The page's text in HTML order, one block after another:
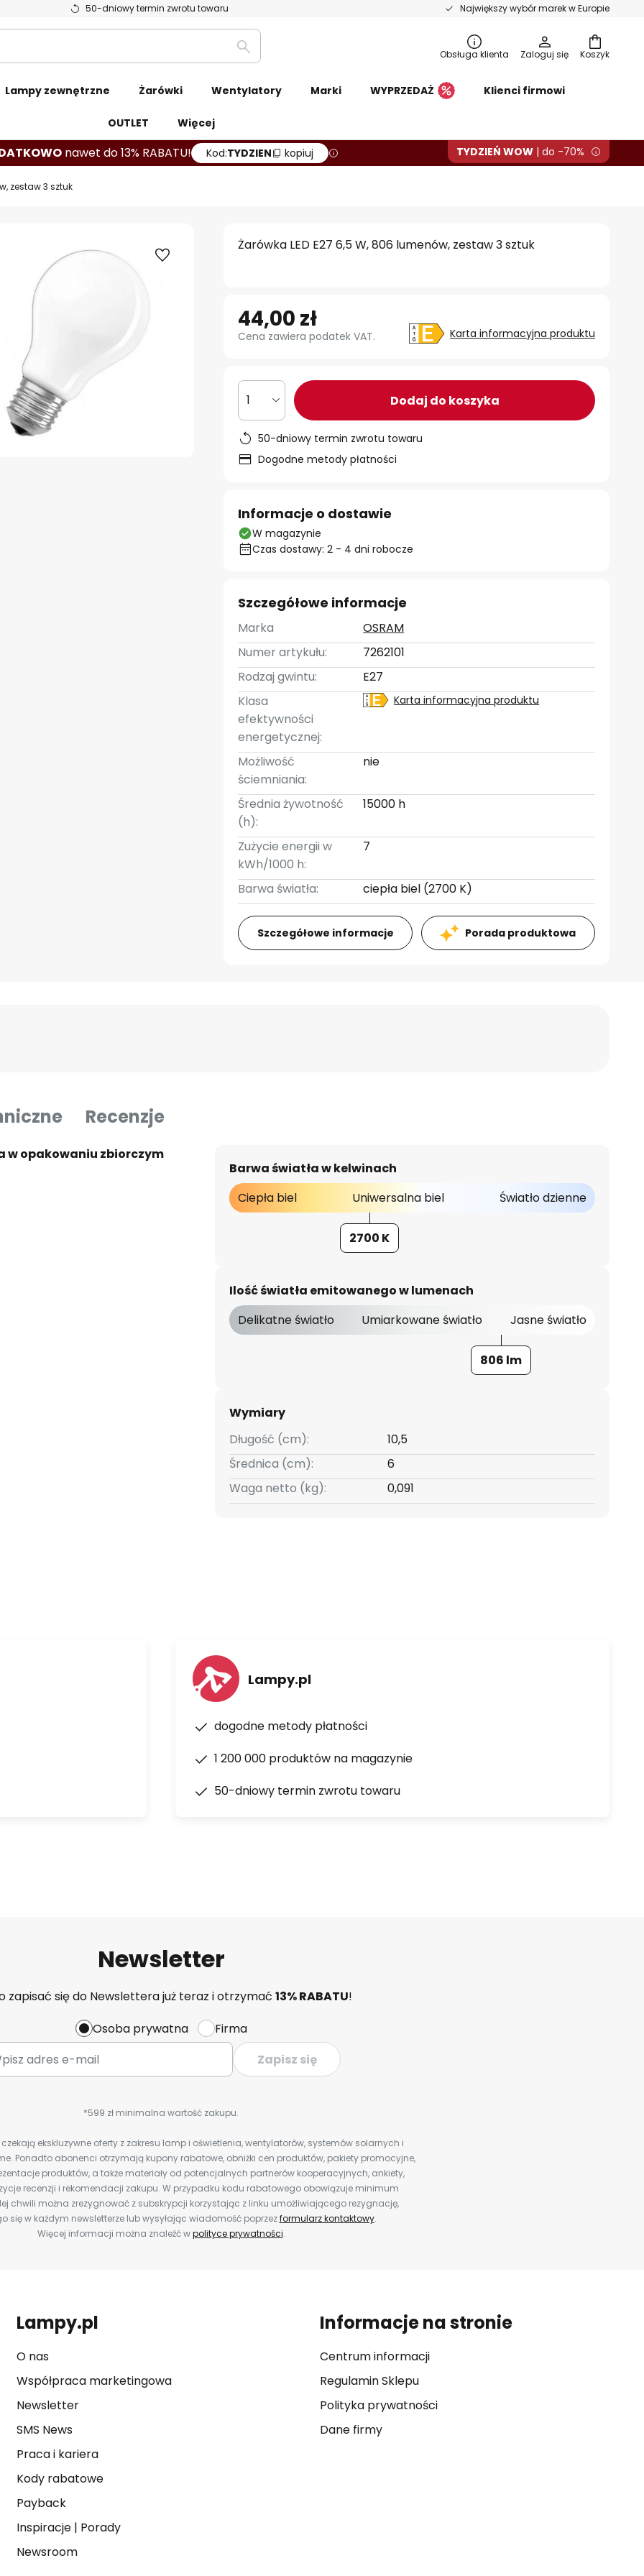
50-dniowy termin zwrotu towaru Największy wybór marek w Europie
Koszyk
Szukaj
Obsługa klienta Zaloguj się
Lampy zewnętrzne Żarówki Wentylatory Marki WYPRZEDAŻ Klienci firmowi
OUTLET Więcej
nawet do 13% RABATU! Kod:TYDZIEN kopiuj TYDZIEŃ WOW | do -70%
zestaw 3 sztuk
Żarówka LED E27 6,5 W, 806 lumenów, zestaw 3 sztuk
44,00 zł
Cena zawiera podatek VAT. Karta informacyjna produktu
1 Dodaj do koszyka
50-dniowy termin zwrotu towaru
Dogodne metody płatności
Informacje o dostawie
W magazynie
Czas dostawy: 2 - 4 dni robocze
Szczegółowe informacje
Marka
OSRAM
Numer artykułu:
7262101
Rodzaj gwintu:
E27
Klasa
efektywności
energetycznej:
Karta informacyjna produktu
Możliwość
ściemniania:
nie
Średnia żywotność
(h):
15000 h
Zużycie energii w
kWh/1000 h:
7
Barwa światła: ciepła biel (2700 K)
Szczegółowe informacje Porada produktowa
Recenzje
w opakowaniu zbiorczym
Barwa światła w kelwinach
Ciepła biel
Uniwersalna biel Światło dzienne
2700 K
Ilość światła emitowanego w lumenach
Delikatne światło
Umiarkowane światło Jasne światło
806 lm
Wymiary
Długość (cm):
10,5
Średnica (cm):
6
Waga netto (kg):
0,091
Lampy.pl
dogodne metody płatności
1 200 000 produktów na magazynie
50-dniowy termin zwrotu towaru
Newsletter
zapisać się do Newslettera już teraz i otrzymać 13% RABATU!
Osoba prywatna
Firma
Zapisz się
*599 zł minimalna wartość zakupu.
ekskluzywne oferty z zakresu lamp i oświetlenia, wentylatorów, systemów solarnych i
Ponadto abonenci otrzymają kupony rabatowe, obniżki cen produktów, pakiety promocyjne,
produktów, a także materiały od potencjalnych partnerów kooperacyjnych, ankiety,
recenzji i rekomendacji zakupu. W przypadku kodu rabatowego obowiązuje minimum
chwili można zrezygnować z subskrypcji korzystając z linku umożliwiającego rezygnację,
się w każdym newsletterze lub wysyłając wiadomość poprzezformularz kontaktowy.
Więcej informacji można znaleźć wpolityce prywatności.
Lampy.pl
O nas
Współpraca marketingowa
Newsletter
SMS News
Praca i kariera
Kody rabatowe
Payback
Inspiracje| Porady
Newsroom
Informacje na stronie
Centrum informacji
Regulamin Sklepu
Polityka prywatności
Dane firmy